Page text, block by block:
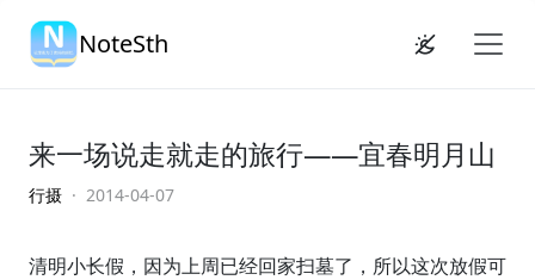
NoteSth
来一场说走就走的旅行——宜春明月山
行摄 · 2014-04-07
清明小长假，因为上周已经回家扫墓了，所以这次放假可